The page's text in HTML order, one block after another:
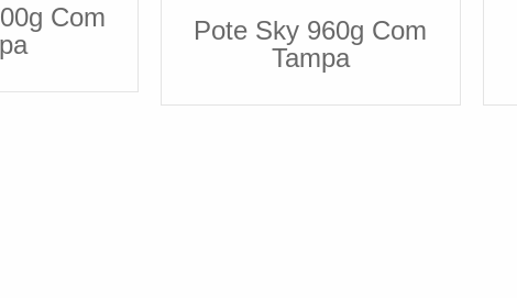
Com
Pote Sky 960g Com
Tampa